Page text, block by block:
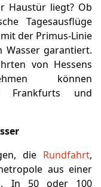
Haustür liegt? Ob
Tagesausflüge
der Primus-Linie
Wasser garantiert.
von Hessens
können
Frankfurts und
die Rundfahrt,
aus einer
In 50 oder 100